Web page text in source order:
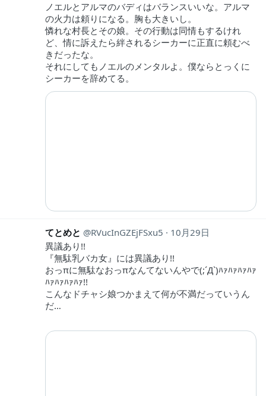
ノエルとアルマのバディはバランスいいな。アルマ
の火力は頼りになる。胸も大きいし。
憐れな村長とその娘。その行動は同情もするけれ
ど、情に訴えたら絆されるシーカーに正直に頼むべ
きだったな。
それにしてもノエルのメンタルよ。僕ならとっくに
シーカーを辞めてる。
てとめと RVucInGZEjFSxu5
10月29日
異議あり!!
『無駄乳バカ女』には異議あり!!
おっπに無駄なおっπなんてないんやで(;´Д`)ﾊｧﾊｧﾊｧﾊｧ
ﾊｧﾊｧﾊｧﾊｧ!!
こんなドチャシ娘つかまえて何が不満だっていうん
だ…